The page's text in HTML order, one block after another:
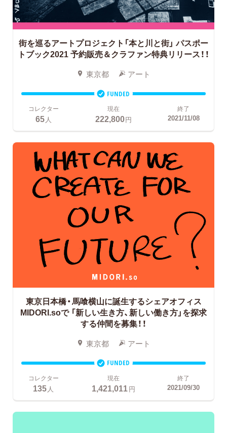
街を巡るアートプロジェクト「本と川と街」 パスポー
トブック2021 予約販売＆クラファン特典リリース！！
東京都 アート
FUNDED
コレクター
65人
現在
222,800円
終了
2021/11/08
東京日本橋・馬喰横山に誕生するシェアオフィス
MIDORI.soで「新しい生き方、新しい働き方」を探求
する仲間を募集！！
東京都 アート
FUNDED
コレクター
135 人
現在
1,421,011円
終了
2021/09/30